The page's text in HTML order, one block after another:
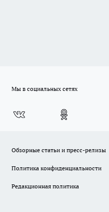
Мы в социальных сетях
Обзорные статьи и пресс-релизы
Политика конфиденциальности
Редакционная политика